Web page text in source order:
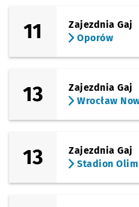
11
Zajezdnia Gaj
Oporów
13
Zajezdnia Gaj
Wrocław
13
Zajezdnia Gaj
Stadion